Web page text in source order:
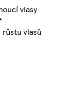
vlasy
růstu vlasů